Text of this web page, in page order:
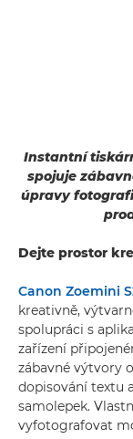
Instantní
spojuje
úpravy
Dejte prostor
Canon Zoemini
kreativně,
spolupráci s
zařízení
zábavné výtvory
dopisování textu
samolepek.
vyfotografovat